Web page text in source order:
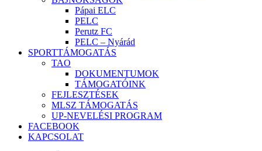
Pápai ELC
PELC
Perutz FC
PELC – Nyárád
SPORTTÁMOGATÁS
TAO
DOKUMENTUMOK
TÁMOGATÓINK
FEJLESZTÉSEK
MLSZ TÁMOGATÁS
UP-NEVELÉSI PROGRAM
FACEBOOK
KAPCSOLAT